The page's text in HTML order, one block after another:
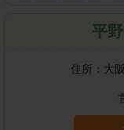
平
住所： 大